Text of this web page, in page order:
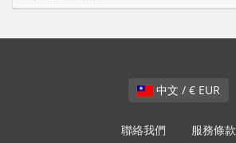
中文 / € EUR
聯絡我們 服務條款